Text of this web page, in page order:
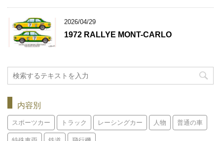
2026/04/29
1972 RALLYE MONT-CARLO
内容別
スポーツカー トラック レーシングカー 人物 普通の車